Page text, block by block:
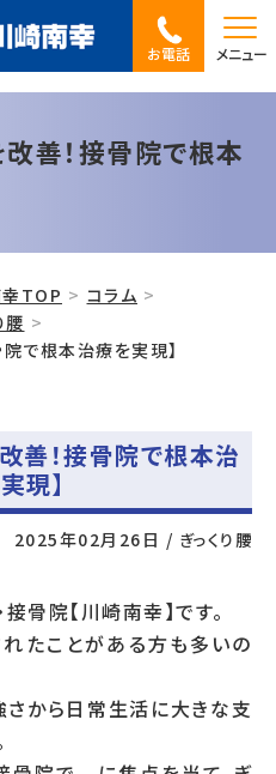
お電話 メニュー
改善！接骨院で根本
TOP
コラム
腰
院で根本治療を実現】
善！接骨院で根本治
現】
2025年02月26日 / ぎっくり腰
骨院【川崎南幸】です。
たことがある方も多いの
さから日常生活に大きな支